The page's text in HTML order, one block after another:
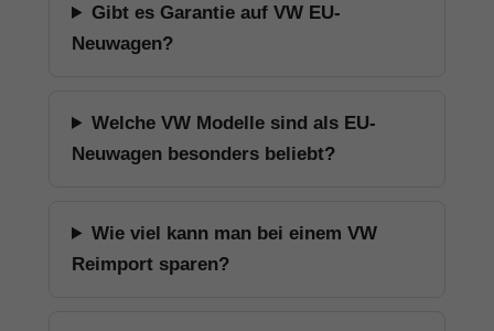
Gibt es Garantie auf VW EU-
Neuwagen?
Welche VW Modelle sind als EU-
Neuwagen besonders beliebt?
Wie viel kann man bei einem VW
Reimport sparen?